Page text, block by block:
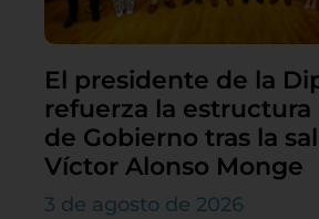
El presidente de la
refuerza la
de Gobierno tras la
Víctor Alonso Monge
3 de agosto de 2026